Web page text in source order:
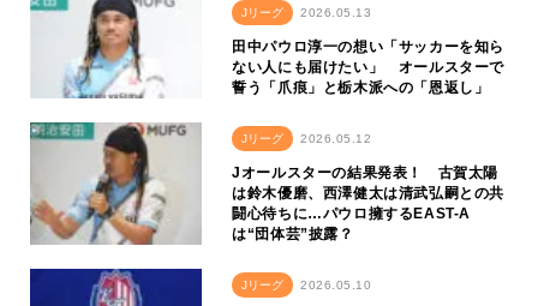
Jリーグ 2026.05.13
田中パウロ淳一の想い「サッカーを知ら
ない人にも届けたい」 オールスターで
誓う「爪痕」と栃木派への「恩返し」
Jリーグ 2026.05.12
Jオールスターの結果発表！ 古賀太陽
は鈴木優磨、西澤健太は清武弘嗣との共
闘心待ちに…パウロ擁するEAST-A
は“団体芸”披露？
Jリーグ 2026.05.10